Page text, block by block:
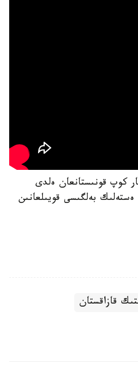
كوپ قونىستانعان ەلدى
بەلگىسى قويىلعانىن
قازاقستان